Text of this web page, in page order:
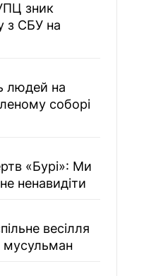
зник
з СБУ на
людей на
соборі
«Бурі»: Ми
ненавидіти
весілля
мусульман